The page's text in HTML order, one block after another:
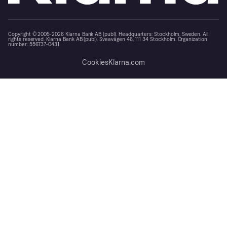
Copyright © 2005-2026 Klarna Bank AB (publ). Headquarters: Stockholm, Sweden. All
rights reserved. Klarna Bank AB (publ). Sveavägen 46, 111 34 Stockholm. Organization
number: 556737-0431
CookiesKlarna.com